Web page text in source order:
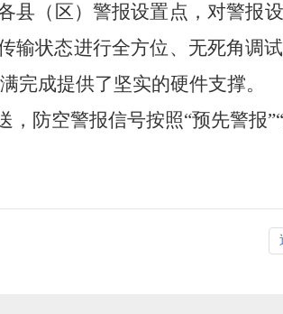
县（区）警报设置点， 对警报
输状态进行全方位、无死角调
完成提供了坚实的硬件支撑。
， 防空警报信号按照“预先警报”“